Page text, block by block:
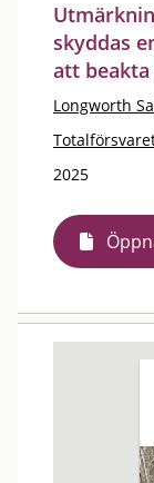
skyddas
att
Longworth
2025